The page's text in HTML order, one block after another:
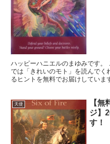
ハッピーハニエルのまゆみです。
では「きれいのモト」を読んでく
るヒントを無料でお届けしていま
天使
【
ジ】
す！